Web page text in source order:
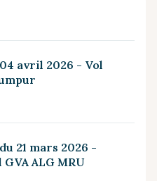
avril 2026 - Vol
21 mars 2026 -
ALG MRU